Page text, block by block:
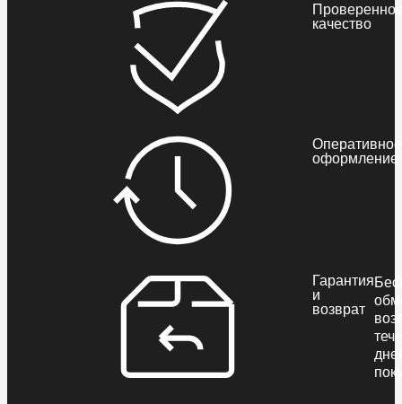
качество
Оперативное
оформление
Гарантия
и
возврат